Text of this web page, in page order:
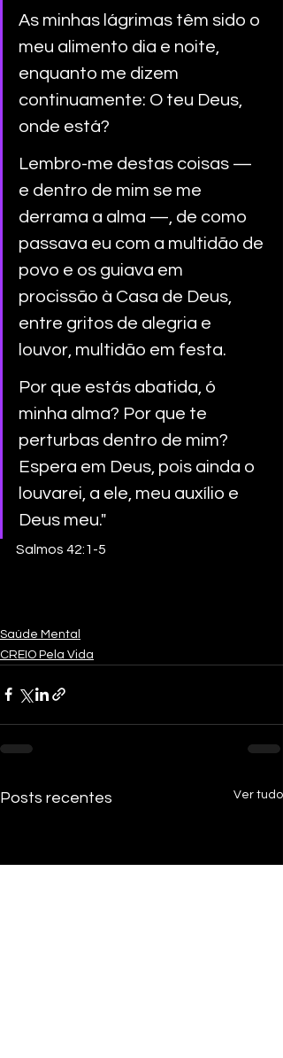
As minhas lágrimas têm sido o
meu alimento dia e noite,
enquanto me dizem
continuamente: O teu Deus,
onde está?
Lembro-me destas coisas —
e dentro de mim se me
derrama a alma —, de como
passava eu com a multidão de
povo e os guiava em
procissão à Casa de Deus,
entre gritos de alegria e
louvor, multidão em festa.
Por que estás abatida, ó
minha alma? Por que te
perturbas dentro de mim?
Espera em Deus, pois ainda o
louvarei, a ele, meu auxílio e
Deus meu."
Salmos 42:1-5
Saúde Mental
CREIO Pela Vida
Posts recentes Ver tudo